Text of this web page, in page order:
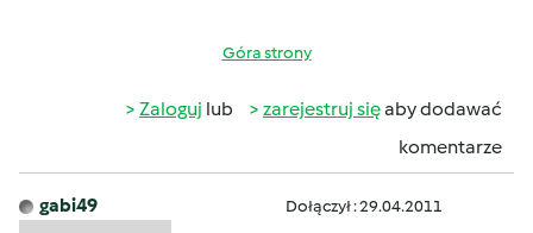
Góra strony
Zaloguj lub zarejestruj sięaby dodawać
komentarze
gabi49 Dołączył : 29.04.2011